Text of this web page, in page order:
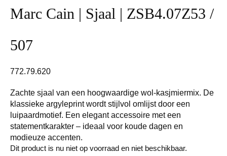
Marc Cain | Sjaal | ZSB4.07Z53 /
507
772.79.620
Zachte sjaal van een hoogwaardige wol-kasjmiermix. De
klassieke argyleprint wordt stijlvol omlijst door een
luipaardmotief. Een elegant accessoire met een
statementkarakter – ideaal voor koude dagen en
modieuze accenten.
Dit product is nu niet op voorraad en niet beschikbaar.